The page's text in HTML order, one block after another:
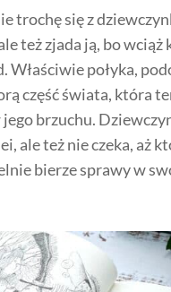
trochę się z
też zjada ją, bo wciąż
Właściwie połyka,
część świata, która
brzuchu.
ale też nie czeka, aż
bierze sprawy w